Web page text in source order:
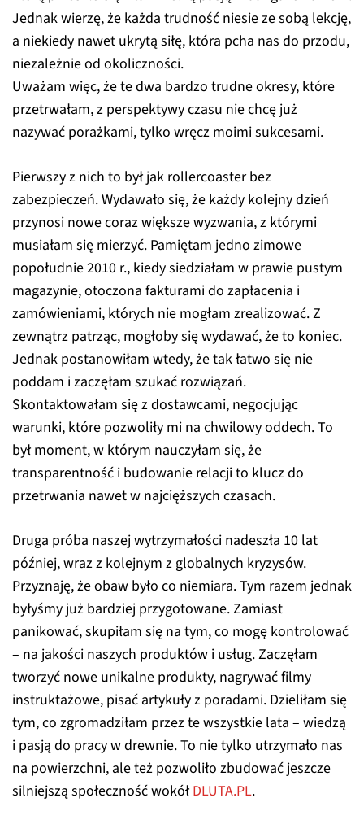
Jednak wierzę, że każda trudność niesie ze sobą lekcję,
a niekiedy nawet ukrytą siłę, która pcha nas do przodu,
niezależnie od okoliczności.
Uważam więc, że te dwa bardzo trudne okresy, które
przetrwałam, z perspektywy czasu nie chcę już
nazywać porażkami, tylko wręcz moimi sukcesami.
Pierwszy z nich to był jak rollercoaster bez
zabezpieczeń. Wydawało się, że każdy kolejny dzień
przynosi nowe coraz większe wyzwania, z którymi
musiałam się mierzyć. Pamiętam jedno zimowe
popołudnie 2010 r., kiedy siedziałam w prawie pustym
magazynie, otoczona fakturami do zapłacenia i
zamówieniami, których nie mogłam zrealizować. Z
zewnątrz patrząc, mogłoby się wydawać, że to koniec.
Jednak postanowiłam wtedy, że tak łatwo się nie
poddam i zaczęłam szukać rozwiązań.
Skontaktowałam się z dostawcami, negocjując
warunki, które pozwoliły mi na chwilowy oddech. To
był moment, w którym nauczyłam się, że
transparentność i budowanie relacji to klucz do
przetrwania nawet w najcięższych czasach.
Druga próba naszej wytrzymałości nadeszła 10 lat
później, wraz z kolejnym z globalnych kryzysów.
Przyznaję, że obaw było co niemiara. Tym razem jednak
byłyśmy już bardziej przygotowane. Zamiast
panikować, skupiłam się na tym, co mogę kontrolować
– na jakości naszych produktów i usług. Zaczęłam
tworzyć nowe unikalne produkty, nagrywać filmy
instruktażowe, pisać artykuły z poradami. Dzieliłam się
tym, co zgromadziłam przez te wszystkie lata – wiedzą
i pasją do pracy w drewnie. To nie tylko utrzymało nas
na powierzchni, ale też pozwoliło zbudować jeszcze
silniejszą społeczność wokół DLUTA.PL.